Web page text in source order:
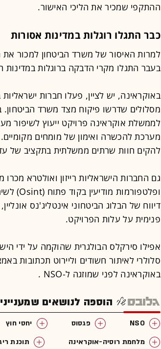
ההתקפי שמכיר את הליכי האישור.
כבר התגלו רוגלות במדינות אסורות
למרות האיסור של משרד הביטחון למכור את
בעבר התגלו מקרי הדבקה ברוגלות
באוקראינה, יש לציין, פעלו חברות
מסלולים שדרשו פיקוח מצד משרד
לממשלת אוקראינה פרויקט ייעוץ לשיפור
מערכת להכשרה ואימון של מומחים
להקים חוות שרתים ממשלתית בתקציב של עד 700 מיליון
גם החברות הישראליות רייזון ואולטרא מכרו
דיווח של הבלוג הביטחוני אינטליג'נס
פנימית על עלות הפרויקט.
אפילו סירקלס הבולגרית שהוקמה על ידי
סלולרי לאיתור חשודים וליירוט תכתובות
באוקראינה לפני שמוזגה ל-NSO .
הוספה לנושאים
NSO פגסוס יחסי חוץ
מלחמת רוסיה-אוקראינה
תוכנת